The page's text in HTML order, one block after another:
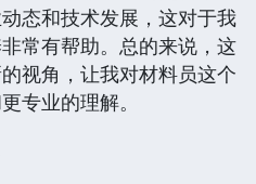
态和技术发展，这对于我
常有帮助。总的来说，这
视角，让我对材料员这个
专业的理解。